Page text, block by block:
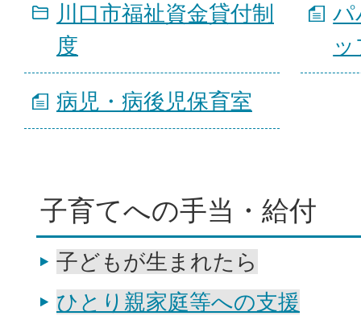
川口市福祉資金貸付制
度
パ
病児・病後児保育室
子育てへの手当・給付
子どもが生まれたら
ひとり親家庭等への支援